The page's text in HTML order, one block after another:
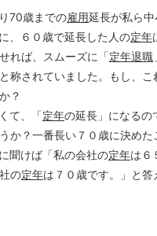
70歳までの雇用延長が私ら中
、６０歳で延長した人の定年
れば、スムーズに「定年退職
と称されていました。もし、こ
？
て、「定年の延長」になるの
か？一番長い７０歳に決め
聞けば「私の会社の定年は６
の定年は７０歳です。」と答